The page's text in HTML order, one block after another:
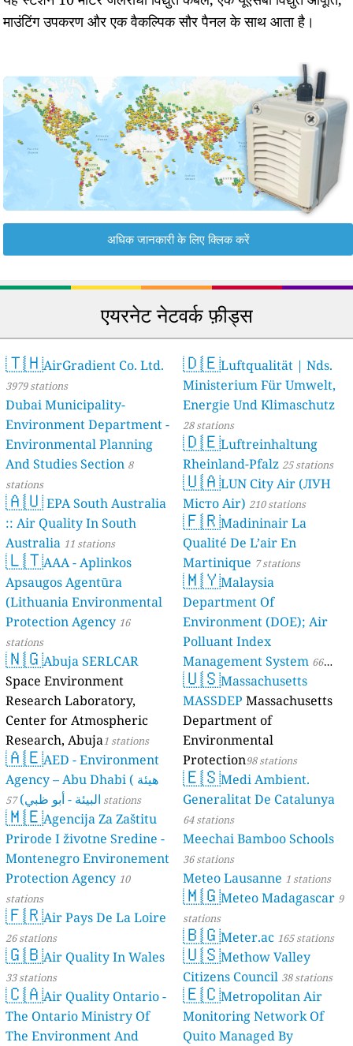
माउंटिंग उपकरण और एक वैकल्पिक सौर पैनल के साथ आता है।
अधिक जानकारी के लिए क्लिक करें
एयरनेट नेटवर्क फ़ीड्स
🇹🇭AirGradient Co. Ltd.
3979 stations
Dubai Municipality-
Environment Department -
Environmental Planning
And Studies Section 8
stations
🇦🇺EPA South Australia
:: Air Quality In South
Australia 11 stations
🇱🇹AAA - Aplinkos
Apsaugos Agentūra
(Lithuania Environmental
Protection Agency 16
stations
🇳🇬Abuja SERLCAR
Space Environment
Research Laboratory,
Center for Atmospheric
Research, Abuja1 stations
🇦🇪AED - Environment
Agency – Abu Dhabi ( هيئة
البيئة - أبو ظبي) 57 stations
🇲🇪Agencija Za Zaštitu
Prirode I životne Sredine -
Montenegro Environement
Protection Agency 10
stations
🇫🇷Air Pays De La Loire
26 stations
🇬🇧Air Quality In Wales
33 stations
🇨🇦Air Quality Ontario -
The Ontario Ministry Of
The Environment And
🇩🇪Luftqualität | Nds.
Ministerium Für Umwelt,
Energie Und Klimaschutz
28 stations
🇩🇪Luftreinhaltung
Rheinland-Pfalz 25 stations
🇺🇦LUN City Air (ЛУН
Місто Air) 210 stations
🇫🇷Madininair La
Qualité De L’air En
Martinique 7 stations
🇲🇾Malaysia
Department Of
Environment (DOE); Air
Polluant Index
Management System 66
stations
🇺🇸Massachusetts
MASSDEP Massachusetts
Department of
Environmental
Protection98 stations
🇪🇸Medi Ambient.
Generalitat De Catalunya
64 stations
Meechai Bamboo Schools
36 stations
Meteo Lausanne 1 stations
🇲🇬Meteo Madagascar 9
stations
🇧🇬Meter.ac 165 stations
🇺🇸Methow Valley
Citizens Council 38 stations
🇪🇨Metropolitan Air
Monitoring Network Of
Quito Managed By